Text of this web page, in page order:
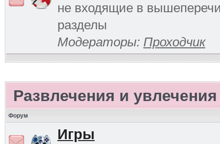
не входящие в
разделы
Модераторы: Проходчик
Развлечения и увлечения
Форум
Игры